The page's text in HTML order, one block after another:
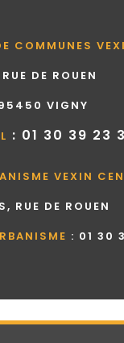
COMMUNES
DE ROUEN
VIGNY
: 01 30 39 23
VEXIN
RUE DE ROUEN
: 01 30